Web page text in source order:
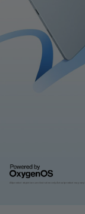
All product depictions are ilustrative only. Actual product may vary.